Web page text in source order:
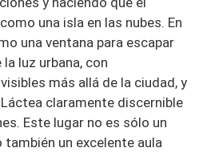
una isla en las nubes. En
una ventana para escapar
luz urbana, con
más allá de la ciudad, y
claramente discernible
Este lugar no es sólo un
también un excelente aula